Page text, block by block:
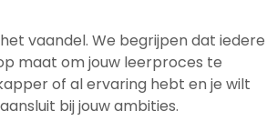
vaandel. We begrijpen dat iedere
maat om jouw leerproces te
of al ervaring hebt en je wilt
bij jouw ambities.